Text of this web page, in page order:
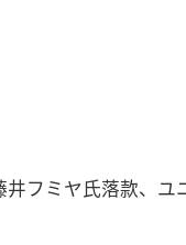
フミヤ氏落款